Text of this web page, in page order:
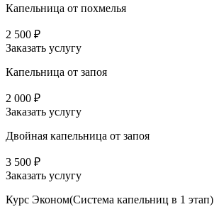
Капельница от похмелья
2 500 ₽
Заказать услугу
Капельница от запоя
2 000 ₽
Заказать услугу
Двойная капельница от запоя
3 500 ₽
Заказать услугу
Курс Эконом(Система капельниц в 1 этап)